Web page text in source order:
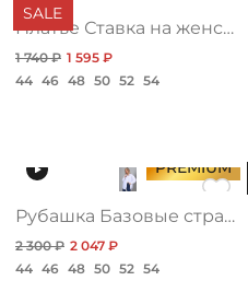
MANAGER@DSTREND.RU
ЗАКАЗАТЬ ЗВОНОК
SALE
Платье Ставка на женственность, нью
1 740 ₽ 1 595 ₽
44 46 48 50 52 54
PREMIUM
Рубашка Базовые стратегии
2 300 ₽ 2 047 ₽
44 46 48 50 52 54